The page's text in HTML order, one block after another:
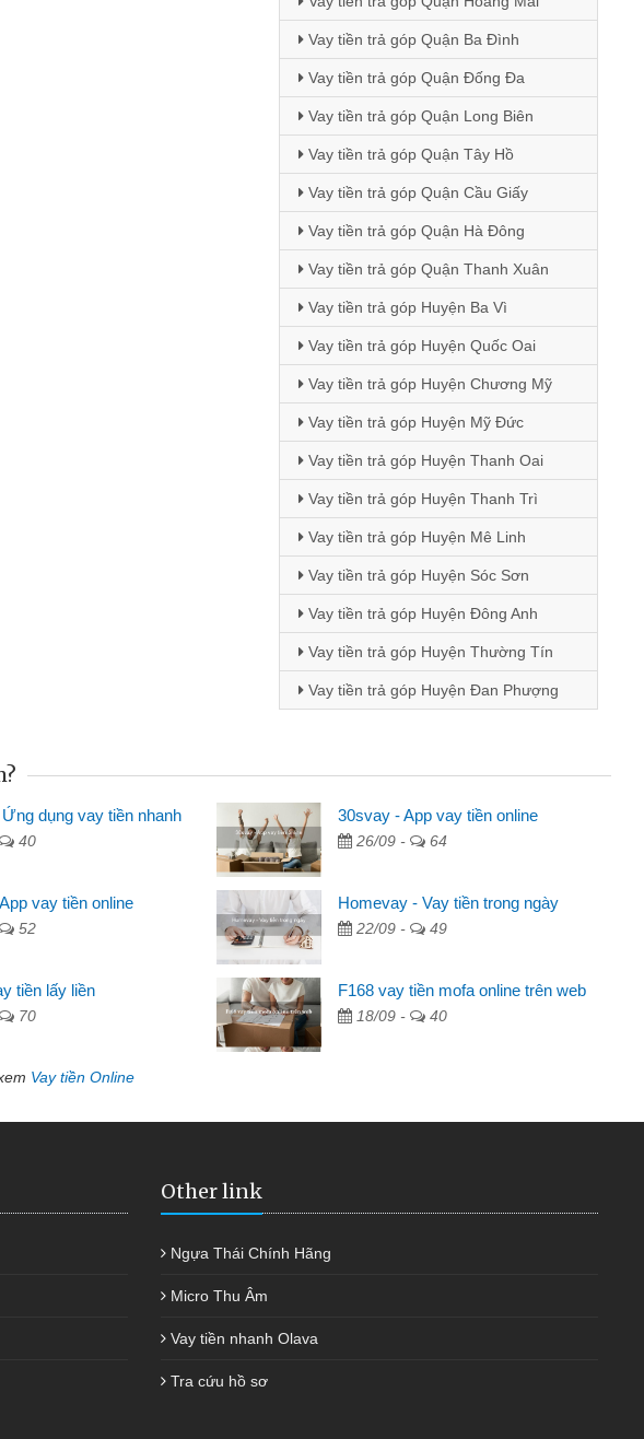
Vay tiền trả góp Quận Ba Đình
Vay tiền trả góp Quận Đống Đa
Vay tiền trả góp Quận Long Biên
Vay tiền trả góp Quận Tây Hồ
Vay tiền trả góp Quận Cầu Giấy
Vay tiền trả góp Quận Hà Đông
Vay tiền trả góp Quận Thanh Xuân
Vay tiền trả góp Huyện Ba Vì
Vay tiền trả góp Huyện Quốc Oai
Vay tiền trả góp Huyện Chương Mỹ
Vay tiền trả góp Huyện Mỹ Đức
Vay tiền trả góp Huyện Thanh Oai
Vay tiền trả góp Huyện Thanh Trì
Vay tiền trả góp Huyện Mê Linh
Vay tiền trả góp Huyện Sóc Sơn
Vay tiền trả góp Huyện Đông Anh
Vay tiền trả góp Huyện Thường Tín
Vay tiền trả góp Huyện Đan Phượng
Lan - Sinh viên
Tôi biết đến thông qua quảng cáo trên facebook. Tôi là
viên nên cần đóng tiền nhà, sinh nhật bạn bè, mà đọc
thủ tục nhanh gọn nên tôi quyết định vay
Mất 2 tuần các ngân hàng không ai cho vay. Trong khi
có 2 triệu để giải quyết việc riêng, trong 1-2 ngày tôi trả
thôi. Cảm ơn đã giúp tôi kịp thời và nhanh chóng
dụng vay tiền nhanh
40
30svay - App vay tiền online
26/09 - 64
vay tiền online
52
Homevay - Vay tiền trong ngày
22/09 - 49
tiền lấy liền
70
F168 vay tiền mofa online trên web
18/09 - 40
Vay tiền Online
Other link
Ngựa Thái Chính Hãng
Micro Thu Âm
Vay tiền nhanh Olava
Tra cứu hồ sơ